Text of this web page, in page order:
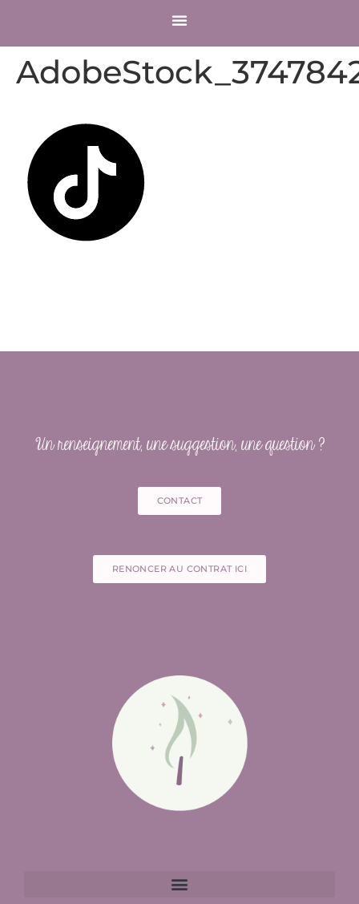
Un renseignement, une suggestion, une question ?
CONTACT
RENONCER AU CONTRAT ICI